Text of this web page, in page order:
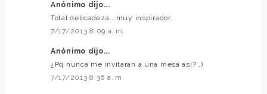
Anónimo dijo...
Total delicadeza...muy inspirador.
7/17/2013 8:09 a. m.
Anónimo dijo...
¿Pq nunca me invitaran a una mesa así? ,)
7/17/2013 8:36 a. m.